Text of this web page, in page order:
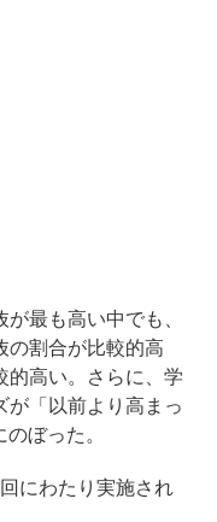
最も高い中でも、
の割合が比較的高
的高い。さらに、学
が「以前より高まっ
ぼった。
にわたり実施され